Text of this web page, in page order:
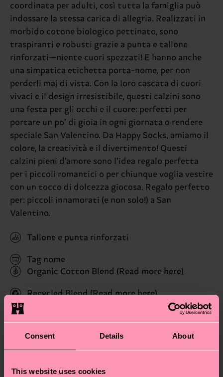
Consent Details About
This website uses cookies
coordinata per adulti, così tutta la famiglia può
indossare la stessa carica di allegria. Realizzati in
morbido cotone biologico pettinato, sono
traspiranti e robusti grazie a punta e tallone
rinforzati—niente cuori spezzati! E hanno anche
una simpatica etichetta porta-nome, per non
perderli mai di vista. Con la loro cascata di cuori
vivaci e il design irresistibile, questi calzini sono
una festa per gli occhi e il cuore: perfetti per
portare un po’ di gioia in ogni giornata o rendere
speciale San Valentino. Da Happy Socks, amiamo il
colore, la creatività e il divertimento! Questi
calzini pieni d’amore sono l’idea regalo perfetta
per i piccoli romantici o per chiunque voglia vestire
con un tocco di dolcezza giocosa. Regalo perfetto
per: piccoli innamorati (e non solo!) a San
Valentino.
Tallone e punta rinforzati
Tag nome
Organic Cotton Blend (Read more here)
Recycled Blend(Read more here)
ID: P001466
79% Cotone, 20% Poliammide, 1% Elastan